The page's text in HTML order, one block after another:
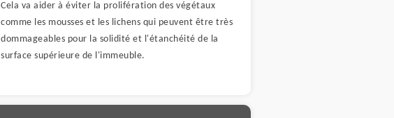
Cela va aider à éviter la prolifération des végétaux
comme les mousses et les lichens qui peuvent être très
dommageables pour la solidité et l'étanchéité de la
surface supérieure de l'immeuble.